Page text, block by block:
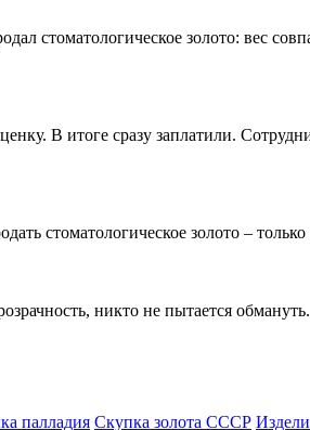
стоматологическое золото: вес
В итоге сразу заплатили.
стоматологическое золото –
никто не пытается
палладия Скупка золота СССР